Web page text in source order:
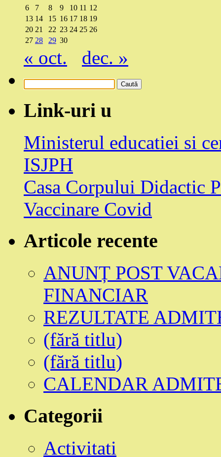
6
7 8 9 10 11 12
13 14 15 16 17 18 19
20 21 22 23 24 25 26
27 28 29 30
« oct. dec. »
Caută
după:
Link-uri u
Ministerul educatiei si
ISJPH
Casa Corpului Didactic
Vaccinare Covid
Articole recente
ANUNȚ POST
FINANCIAR
REZULTATE
(fără titlu)
(fără titlu)
CALENDAR
Categorii
Activitati